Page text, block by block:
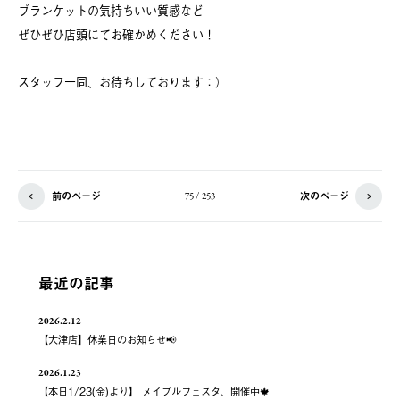
ブランケットの気持ちいい質感など
ぜひぜひ店頭にてお確かめください！
スタッフ一同、お待ちしております：）
前のページ 75 / 253 次のページ
最近の記事
2026.2.12
【大津店】休業日のお知らせ📢
2026.1.23
【本日1/23(金)より】 メイプルフェスタ、開催中🍁